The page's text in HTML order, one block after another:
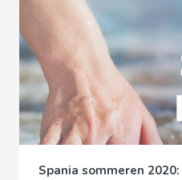
Spania sommeren